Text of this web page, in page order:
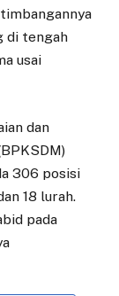
di tengah
usai
dan
306 posisi
18 lurah.
pada